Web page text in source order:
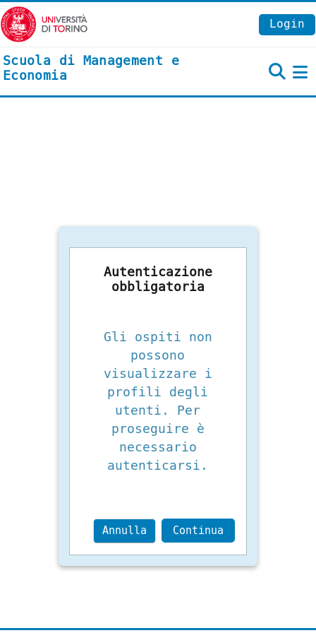
Vai al contenuto principale
Login
Scuola di Management e
Economia
Autenticazione
obbligatoria
Gli ospiti non
possono
visualizzare i
profili degli
utenti. Per
proseguire è
necessario
autenticarsi.
Annulla Continua